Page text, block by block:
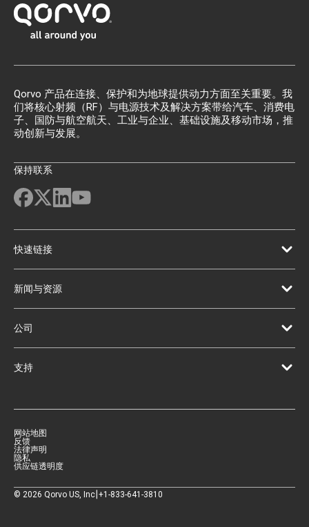
Qorvo 产品在连接、保护和为地球提供动力方面至关重要。我
们将核心射频（RF）与电源技术及解决方案带给汽车、消费电
子、国防与航空航天、工业与企业、基础设施及移动市场，推
动创新与发展。
保持联系
快速链接
新闻与资源
公司
支持
网站地图
反馈
法律声明
隐私
供应链透明度
© 2026 Qorvo US, Inc|+1-833-641-3810